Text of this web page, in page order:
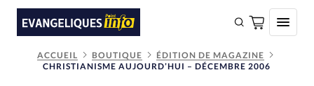
FAIRE UN DON
ACCUEIL BOUTIQUE
ÉDITION DE MAGAZINE
CHRISTIANISME AUJOURD’HUI – DÉCEMBRE 2006